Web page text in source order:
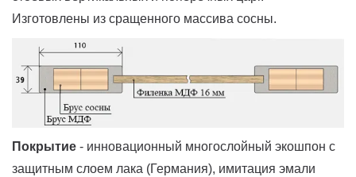
Изготовлены из сращенного массива сосны.
Покрытие - инновационный многослойный экошпон с
защитным слоем лака (Германия), имитация эмали